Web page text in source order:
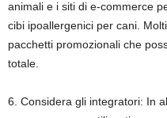
animali e i siti di e-commerce
cibi ipoallergenici per cani.
pacchetti promozionali che
totale.
6. Considera gli integratori: In